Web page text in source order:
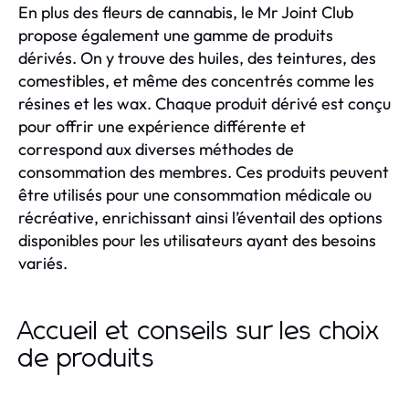
En plus des fleurs de cannabis, le Mr Joint Club
propose également une gamme de produits
dérivés. On y trouve des huiles, des teintures, des
comestibles, et même des concentrés comme les
résines et les wax. Chaque produit dérivé est conçu
pour offrir une expérience différente et
correspond aux diverses méthodes de
consommation des membres. Ces produits peuvent
être utilisés pour une consommation médicale ou
récréative, enrichissant ainsi l’éventail des options
disponibles pour les utilisateurs ayant des besoins
variés.
Accueil et conseils sur les choix
de produits